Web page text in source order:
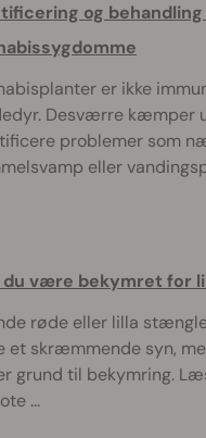
og
er ikke
Desværre kæmper
problemer som
eller
du være bekymret for
røde eller lilla
et skræmmende syn,
grund til bekymring.
...